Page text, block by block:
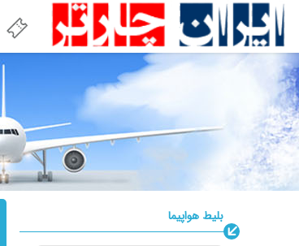
بلیط هواپیما